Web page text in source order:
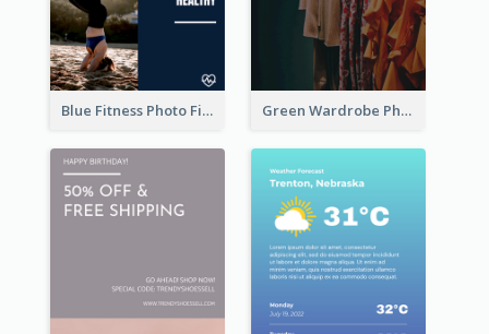
Blue Fitness Photo Fitness Class Instagram Story Green Wardrobe Photo Shopping Sale Instagram Story